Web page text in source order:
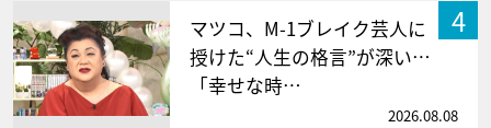
4
マツコ、M-1ブレイク芸人に
授けた“人生の格言”が深い…
「幸せな時…
2026.08.08